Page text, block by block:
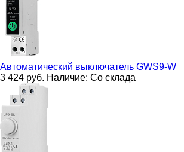
Автоматический выключатель GWS9-W
3 424 руб. Наличие: Со склада